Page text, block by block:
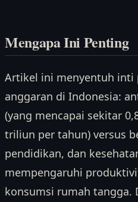
Mengapa Ini Penting
Artikel ini menyentuh inti
anggaran di Indonesia:
(yang mencapai sekitar
triliun per tahun) versus
pendidikan, dan
mempengaruhi
konsumsi rumah tangga.